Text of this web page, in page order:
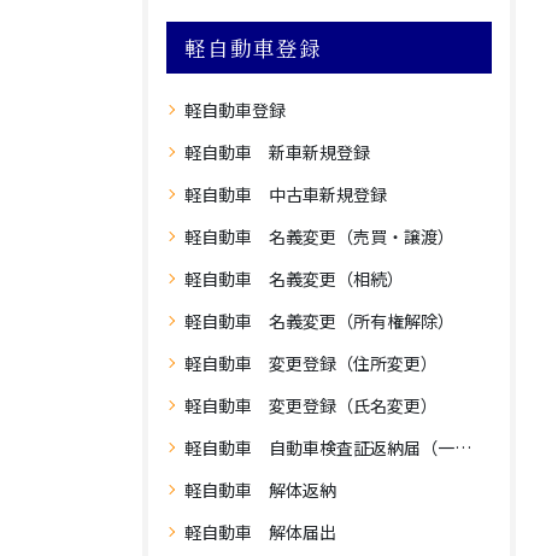
軽自動車登録
軽自動車登録
軽自動車 新車新規登録
軽自動車 中古車新規登録
軽自動車 名義変更（売買・譲渡）
軽自動車 名義変更（相続）
軽自動車 名義変更（所有権解除）
軽自動車 変更登録（住所変更）
軽自動車 変更登録（氏名変更）
軽自動車 自動車検査証返納届（一時使用中止）
軽自動車 解体返納
軽自動車 解体届出